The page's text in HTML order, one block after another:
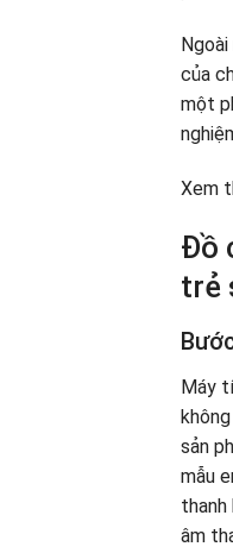
của
một
Xem
Đồ
trẻ
Máy
sản
mẫu
thanh
âm